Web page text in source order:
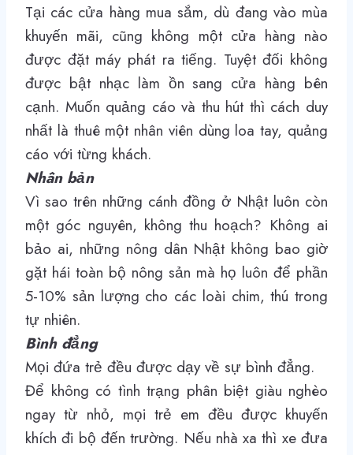
Tại các cửa hàng mua sắm, dù đang vào mùa
khuyến mãi, cũng không một cửa hàng nào
được đặt máy phát ra tiếng. Tuyệt đối không
được bật nhạc làm ồn sang cửa hàng bên
cạnh. Muốn quảng cáo và thu hút thì cách duy
nhất là thuê một nhân viên dùng loa tay, quảng
cáo với từng khách.
Nhân bản
Vì sao trên những cánh đồng ở Nhật luôn còn
một góc nguyên, không thu hoạch? Không ai
bảo ai, những nông dân Nhật không bao giờ
gặt hái toàn bộ nông sản mà họ luôn để phần
5-10% sản lượng cho các loài chim, thú trong
tự nhiên.
Bình đẳng
Mọi đứa trẻ đều được dạy về sự bình đẳng.
Để không có tình trạng phân biệt giàu nghèo
ngay từ nhỏ, mọi trẻ em đều được khuyến
khích đi bộ đến trường. Nếu nhà xa thì xe đưa